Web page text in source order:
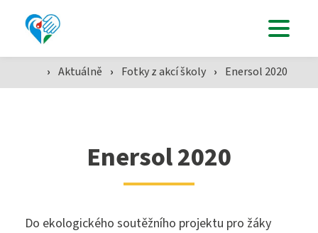
Studenti
› Aktuálně › Fotky z akcí školy › Enersol 2020
Enersol 2020
Do ekologického soutěžního projektu pro žáky